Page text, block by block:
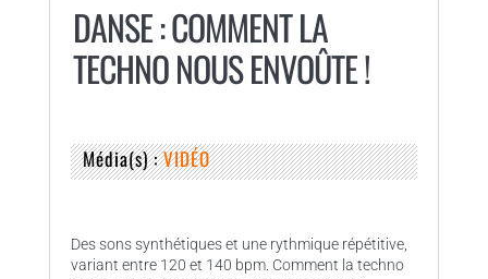
DANSE : COMMENT LA
TECHNO NOUS ENVOÛTE !
Média(s) :VIDÉO
Des sons synthétiques et une rythmique répétitive,
variant entre 120 et 140 bpm. Comment la techno